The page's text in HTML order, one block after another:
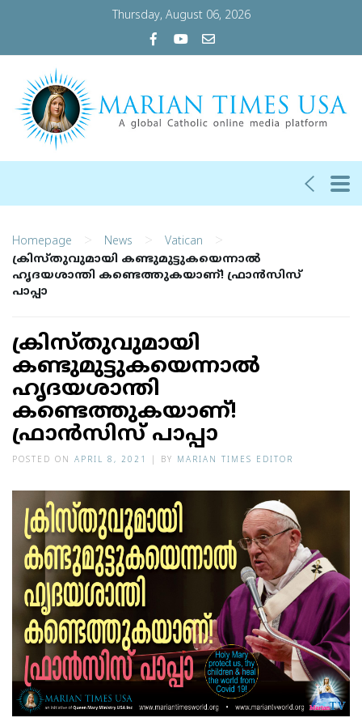
Thursday, August 06, 2026
Homepage > News > Vatican >
ക്രിസ്തുവുമായി കണ്ടുമുട്ടുകയെന്നാൽ
ഹൃദയശാന്തി കണ്ടെത്തുകയാണ്! ഫ്രാന്‍സിസ്
പാപ്പാ
ക്രിസ്തുവുമായി
കണ്ടുമുട്ടുകയെന്നാൽ
ഹൃദയശാന്തി
കണ്ടെത്തുകയാണ്!
ഫ്രാന്‍സിസ് പാപ്പാ
POSTED ON APRIL 8, 2021 BY MARIAN TIMES EDITOR